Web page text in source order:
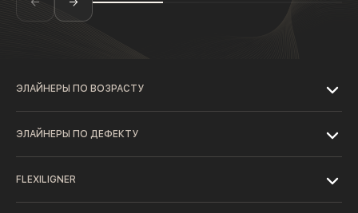
ЭЛАЙНЕРЫ ПО ВОЗРАСТУ
ЭЛАЙНЕРЫ ПО ДЕФЕКТУ
FLEXILIGNER